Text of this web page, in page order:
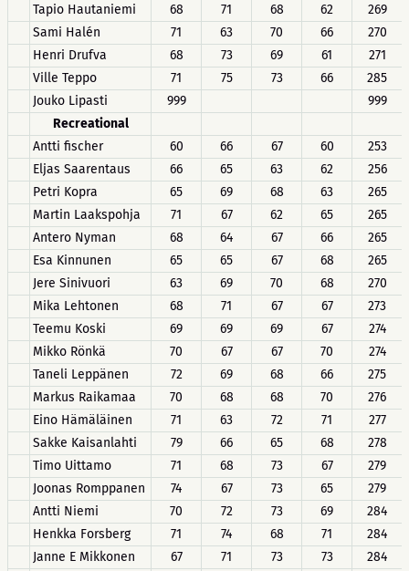
Tapio Hautaniemi
68 71 68 62
269
Sami Halén
71 63 70 66
270
Henri Drufva
68 73 69 61
271
Ville Teppo
71 75 73 66
285
Jouko Lipasti
999
999
Recreational
Antti fischer
60 66 67 60
253
Eljas Saarentaus
66 65 63 62
256
Petri Kopra
65 69 68 63
265
Martin Laakspohja
71 67 62 65
265
Antero Nyman
68 64 67 66
265
Esa Kinnunen
65 65 67 68
265
Jere Sinivuori
63 69 70 68
270
Mika Lehtonen
68 71 67 67
273
Teemu Koski
69 69 69 67
274
Mikko Rönkä
70 67 67 70
274
Taneli Leppänen
72 69 68 66
275
Markus Raikamaa
70 68 68 70
276
Eino Hämäläinen
71 63 72 71
277
Sakke Kaisanlahti
79 66 65 68
278
Timo Uittamo
71 68 73 67
279
Joonas Romppanen
74 67 73 65
279
Antti Niemi
70 72 73 69
284
Henkka Forsberg
71 74 68 71
284
Janne E Mikkonen
67 71 73 73
284